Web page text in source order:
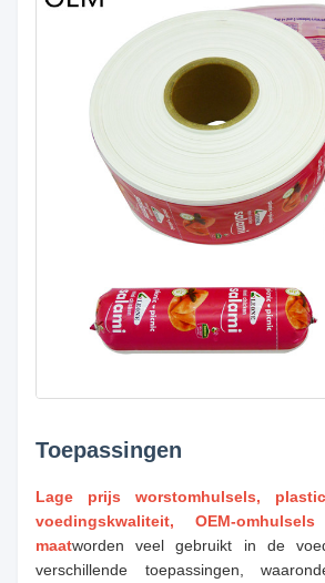
Toepassingen
Lage prijs worstomhulsels,
voedingskwaliteit, OEM-
maatworden veel gebruikt in de
verschillende toepassingen,